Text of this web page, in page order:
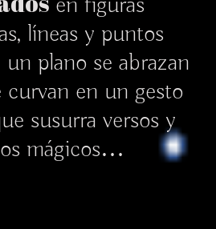
líneas y puntos
plano se abrazan
curvan en un gesto
susurra versos y
mágicos…